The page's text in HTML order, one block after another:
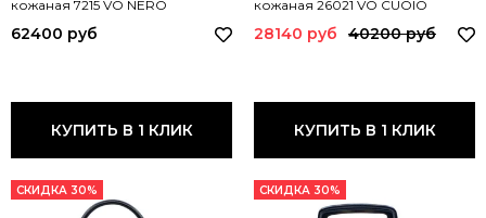
кожаная 7215 VO NERO
62400 руб
КУПИТЬ В 1 КЛИК
кожаная 26021 VO CUOIO
28140 руб 40200 руб
КУПИТЬ В 1 КЛИК
СКИДКА 30% СКИДКА 30%